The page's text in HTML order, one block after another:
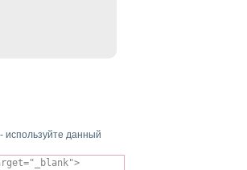
используйте данный